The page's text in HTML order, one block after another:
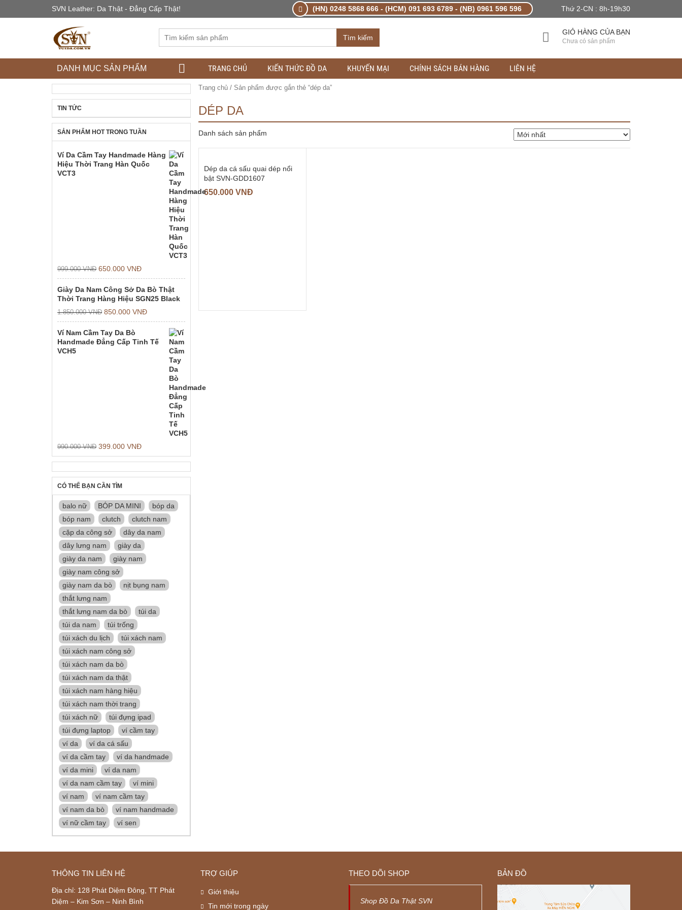
SVN Leather: Da Thật - Đẳng Cấp Thật! (HN) 0248 5868 666 - (HCM) 091 693 6789 - (NB) 0961 596 596 Thứ 2-CN : 8h-19h30
Tìm kiếm
GIỎ HÀNG CỦA BẠN
Chưa có sản phẩm
DANH MỤC SẢN PHẨM TRANG CHỦ KIẾN THỨC ĐỒ DA KHUYẾN MẠI CHÍNH SÁCH BÁN HÀNG LIÊN HỆ
Trang chủ/ Sản phẩm được gắn thẻ “dép da”
DÉP DA
Danh sách sản phẩm
Dép da cá sấu quai dép nổi
bật SVN-GDD1607
650.000 VNĐ
TIN TỨC
SẢN PHẨM HOT TRONG TUẦN
Ví Da Cầm Tay Handmade Hàng
Hiệu Thời Trang Hàn Quốc
VCT3
999.000VNĐ 650.000 VNĐ
Giày Da Nam Công Sở Da Bò Thật
Thời Trang Hàng Hiệu SGN25 Black
1.850.000VNĐ 850.000 VNĐ
Ví Nam Cầm Tay Da Bò
Handmade Đẳng Cấp Tinh Tế
VCH5
990.000VNĐ 399.000 VNĐ
CÓ THỂ BẠN CẦN TÌM
balo nữ BÓP DA MINI
bóp da
bóp nam
clutch
clutch nam
cặp da công sở
dây da nam
dây lưng nam
giày da
giày da nam
giày nam
giày nam công sở
giày nam da bò
nịt bụng nam
thắt lưng nam
thắt lưng nam da bò
túi da
túi da nam
túi trống
túi xách du lịch
túi xách nam
túi xách nam công sở
túi xách nam da bò
túi xách nam da thật
túi xách nam hàng hiệu
túi xách nam thời trang
túi xách nữ
túi đựng ipad
túi đựng laptop
ví cầm tay
ví da
ví da cá sấu
ví da cầm tay
ví da handmade
ví da mini
ví da nam
ví da nam cầm tay
ví mini
ví nam
ví nam cầm tay
ví nam da bò
ví nam handmade
ví nữ cầm tay
ví sen
THÔNG TIN LIÊN HỆ
Địa chỉ: 128 Phát Diệm Đông, TT Phát
Diệm – Kim Sơn – Ninh Bình
TRỢ GIÚP
Giới thiệu
Tin mới trong ngày
THEO DÕI SHOP
Shop Đồ Da Thật SVN
BẢN ĐỒ